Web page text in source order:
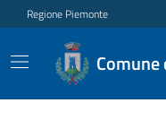
Regione Piemonte
Comune